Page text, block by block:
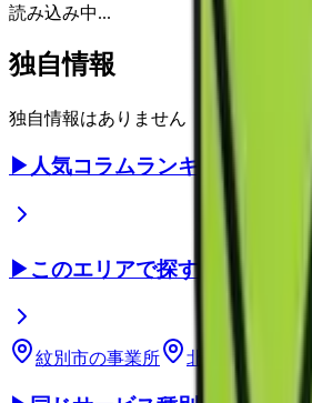
読み込み中...
独自情報
独自情報はありません
▶ 人気コラムランキング
▶このエリアで探す
紋別市の事業所 北海道 の事業所